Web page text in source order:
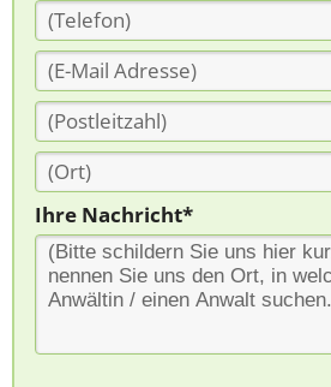
Ihre Nachricht*